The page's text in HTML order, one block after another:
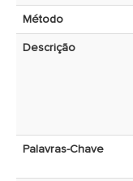
Atlas 2.1
Estatísticas
Método
Descrição
Palavras-Chave